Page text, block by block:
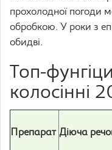
прохолодної погоди
обробкою. У роки з
обидві.
Топ-
колосінні
Препарат Діюча